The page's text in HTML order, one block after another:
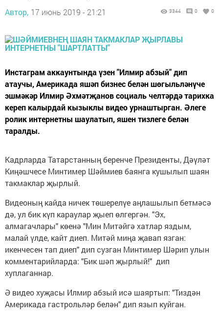
Автор, 17 июнь 2019 - 21:21 3344 0 0
Инстаграм аккаунтында үзен "Илмир абзый" дип
атаучы, Америкада яшәп бизнес белән шөгыльләнүче
эшмәкәр Илмир Әхмәтҗанов социаль челтәрдә тарихка
кереп калырдай кызыклы видео урнаштырган. Әлеге
ролик интернетны шаулатып, яшен тизлеге белән
таралды.
Кадрларда Татарстанның беренче Президенты, Дәүләт
Киңәшчесе Минтимер Шәймиев баянга кушылып шаян
такмаклар җырлый.
Видеоның кайда ничек төшерелүе аңлашылып бетмәсә
дә, ул бик күп караулар җыеп өлгергән. "Эх,
алмагачлары" көенә "Мин Митәйгә хатлар яздым,
малай үлде, кайт диеп. Митәй миңа җавап язган:
икенчесен тап диеп" дип сузган Минтимер Шәрип улын
комментарийларда: "Бик шәп җырлый!" дип
хуплаганнар.
Ә видео хуҗасы Илмир абзый исә шаяртып: "Тиздән
Америкада гастрольләр белән" дип язып куйган.